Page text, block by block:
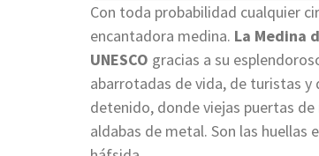
Con toda probabilidad cualquier
encantadora medina. La Medina
UNESCO gracias a su
abarrotadas de vida, de turistas
detenido, donde viejas puertas
aldabas de metal. Son las huellas